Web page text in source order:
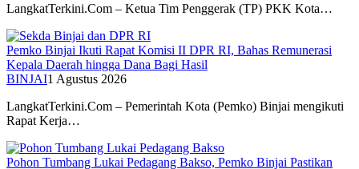
LangkatTerkini.Com – Ketua Tim Penggerak (TP) PKK Kota…
Pemko Binjai Ikuti Rapat Komisi II DPR RI, Bahas Remunerasi
Kepala Daerah hingga Dana Bagi Hasil
BINJAI1 Agustus 2026
LangkatTerkini.Com – Pemerintah Kota (Pemko) Binjai mengikuti
Rapat Kerja…
Pohon Tumbang Lukai Pedagang Bakso, Pemko Binjai Pastikan